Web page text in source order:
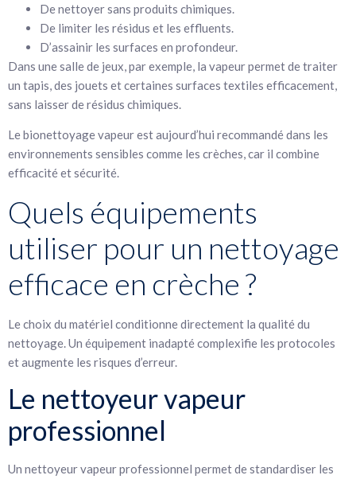
De nettoyer sans produits chimiques.
De limiter les résidus et les effluents.
D’assainir les surfaces en profondeur.
Dans une salle de jeux, par exemple, la vapeur permet de traiter
un tapis, des jouets et certaines surfaces textiles efficacement,
sans laisser de résidus chimiques.
Le bionettoyage vapeur est aujourd’hui recommandé dans les
environnements sensibles comme les crèches, car il combine
efficacité et sécurité.
Quels équipements
utiliser pour un nettoyage
efficace en crèche ?
Le choix du matériel conditionne directement la qualité du
nettoyage. Un équipement inadapté complexifie les protocoles
et augmente les risques d’erreur.
Le nettoyeur vapeur
professionnel
Un nettoyeur vapeur professionnel permet de standardiser les